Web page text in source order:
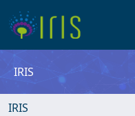
IRIS
IRIS